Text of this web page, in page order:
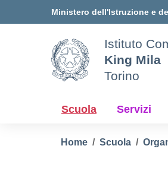
Vai ai contenuti
Vai al menu di navigazioneMinistero dell'Istruzione e
Istituto
King Mila
Torino
Scuola Servizi
Home Scuola